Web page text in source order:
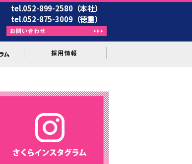
tel.052-899-2580（本社）
tel.052-875-3009（徳重）